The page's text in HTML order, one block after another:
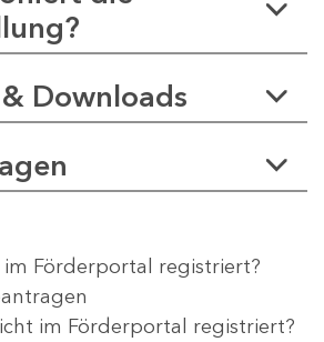
Downloads
im Förderportal registriert?
im Förderportal registriert?